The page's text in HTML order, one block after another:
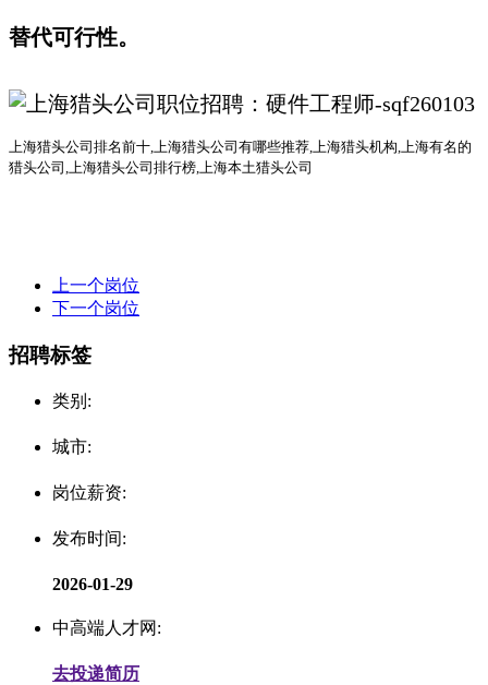
替代可行性。
上海猎头公司排名前十,上海猎头公司有哪些推荐,上海猎头机构,上海有名的
猎头公司,上海猎头公司排行榜,上海本土猎头公司
上一个岗位
下一个岗位
招聘标签
类别:
城市:
岗位薪资:
发布时间:
2026-01-29
中高端人才网:
去投递简历